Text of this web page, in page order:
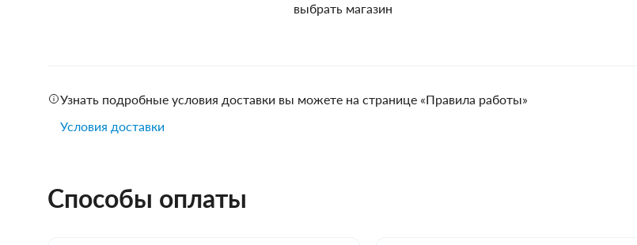
выбрать магазин
Узнать подробные условия доставки вы можете на странице «Правила работы»
Условия доставки
Способы оплаты